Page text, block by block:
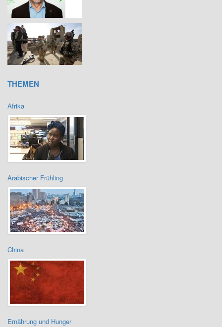
THEMEN
Afrika
Arabischer Frühling
China
Ernährung und Hunger